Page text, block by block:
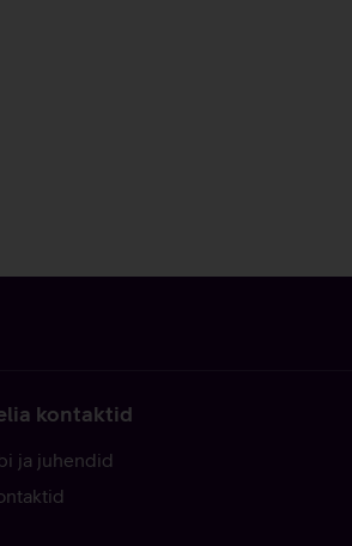
kontaktid
ja juhendid